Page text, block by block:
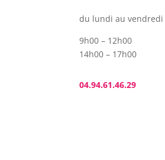
du lundi au vendredi
9h00 – 12h00
14h00 – 17h00
04.94.61.46.29